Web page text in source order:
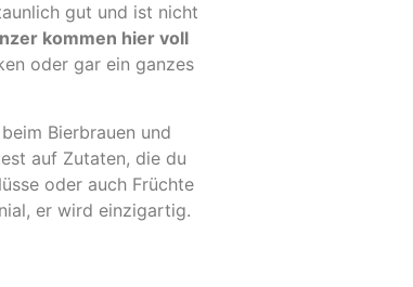
gut und ist nicht
kommen hier voll
oder gar ein ganzes
Bierbrauen und
auf Zutaten, die du
oder auch Früchte
er wird einzigartig.